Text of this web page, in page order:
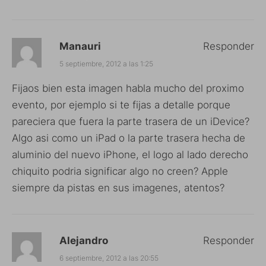
Manauri
5 septiembre, 2012 a las 1:25
Fijaos bien esta imagen habla mucho del proximo
evento, por ejemplo si te fijas a detalle porque
pareciera que fuera la parte trasera de un iDevice?
Algo asi como un iPad o la parte trasera hecha de
aluminio del nuevo iPhone, el logo al lado derecho
chiquito podria significar algo no creen? Apple
siempre da pistas en sus imagenes, atentos?
Responder
Alejandro
6 septiembre, 2012 a las 20:55
Responder